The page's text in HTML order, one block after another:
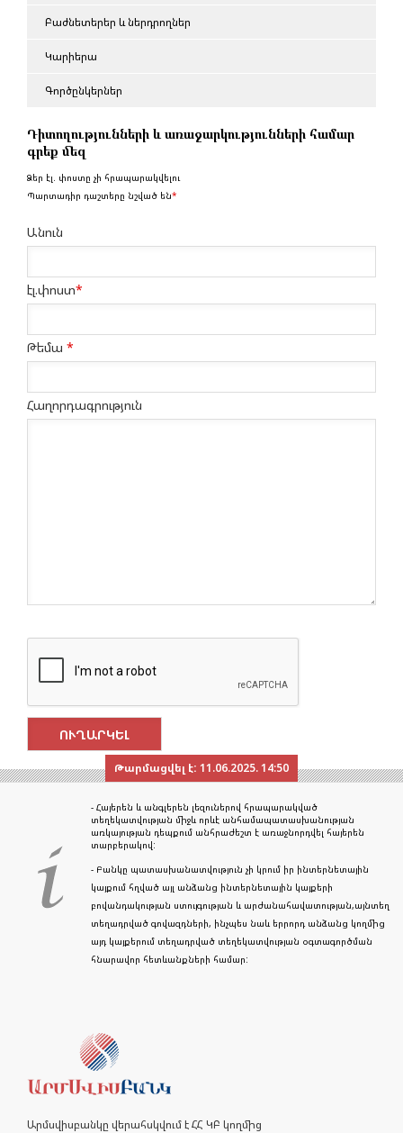
Բաժնետերեր և ներդրողներ
Կարիերա
Գործընկերներ
Դիտողությունների և առաջարկությունների համար
գրեք մեզ
Ձեր էլ. փոստը չի հրապարակվելու
Պարտադիր դաշտերը նշված են*
Անուն
էլ.փոստ*
Թեմա *
Հաղորդագրություն
Թարմացվել է: 11.06.2025. 14:50
- Հայերեն և անգլերեն լեզուներով հրապարակված
տեղեկատվության միջև որևէ անհամապատասխանության
առկայության դեպքում անհրաժեշտ է առաջնորդվել հայերեն
տարբերակով:
- Բանկը պատասխանատվություն չի կրում իր ինտերնետային
կայքում հղված այլ անձանց ինտերնետային կայքերի
բովանդակության ստույգության և արժանահավատության,այնտեղ
տեղադրված գովազդների, ինչպես նաև երրորդ անձանց կողմից
այդ կայքերում տեղադրված տեղեկատվության օգտագործման
հնարավոր հետևանքների համար:
Արմսվիսբանկը վերահսկվում է ՀՀ ԿԲ կողմից